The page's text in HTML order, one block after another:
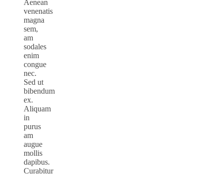
Aenean
venenatis
magna
sem,
am
sodales
enim
congue
nec.
Sed ut
bibendum
ex.
Aliquam
in
purus
am
augue
mollis
dapibus.
Curabitur